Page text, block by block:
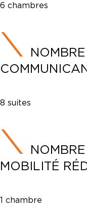
6 chambres
8 suites
MOBILITÉ
1 chambre